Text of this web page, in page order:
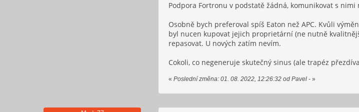
Podpora Fortronu v podstatě žádná, komunikovat s
Osobně bych preferoval spíš Eaton než APC. Kvůli
byl nucen kupovat jejich proprietární (ne nutně
repasovat. U nových zatím nevím.
Cokoli, co negeneruje skutečný sinus (ale trapéz
« Poslední změna: 01. 08. 2022, 12:26:32 od Pavel - »